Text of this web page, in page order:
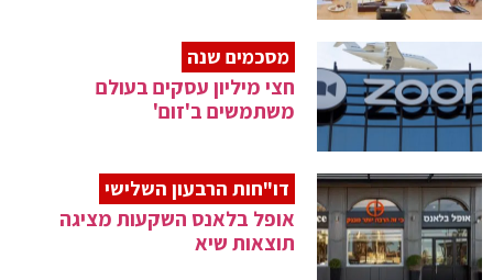
מסכמים שנה
חצי מיליון עסקים בעולם
משתמשים ב'זום'
דו"חות הרבעון השלישי
אופל בלאנס השקעות מציגה
תוצאות שיא